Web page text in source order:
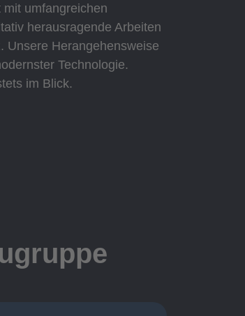
umfangreichen
herausragende Arbeiten
Unsere Herangehensweise
Technologie.
im Blick.